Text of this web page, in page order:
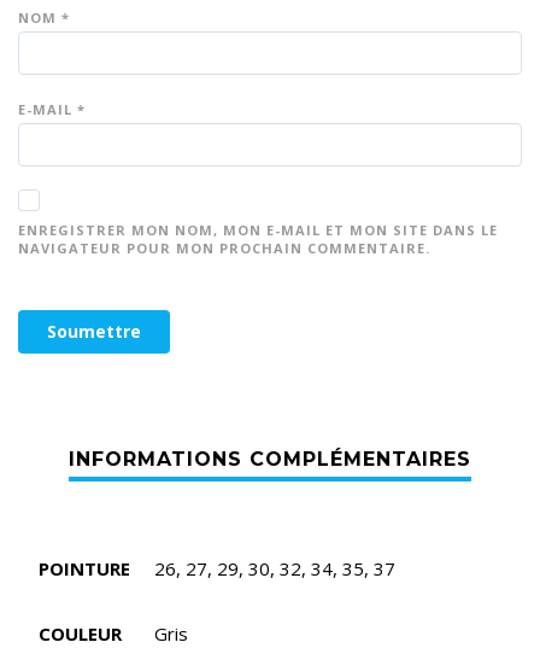
NOM *
E-MAIL *
ENREGISTRER MON NOM, MON E-MAIL ET MON SITE DANS LE
NAVIGATEUR POUR MON PROCHAIN COMMENTAIRE.
POINTURE 26, 27, 29, 30, 32, 34, 35, 37
COULEUR Gris